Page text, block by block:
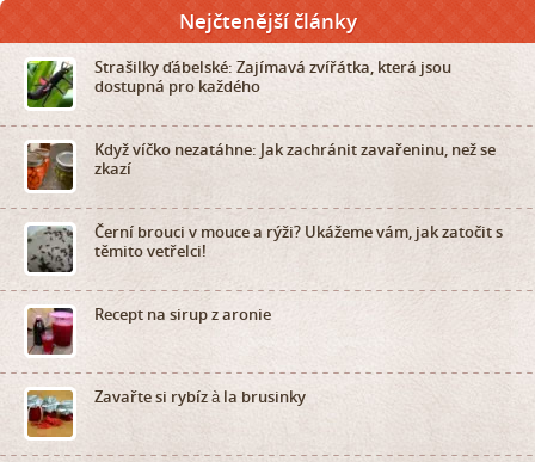
Nejčtenější články
Strašilky ďábelské: Zajímavá zvířátka, která jsou
dostupná pro každého
Když víčko nezatáhne: Jak zachránit zavařeninu, než se
zkazí
Černí brouci v mouce a rýži? Ukážeme vám, jak zatočit s
těmito vetřelci!
Recept na sirup z aronie
Zavařte si rybíz à la brusinky